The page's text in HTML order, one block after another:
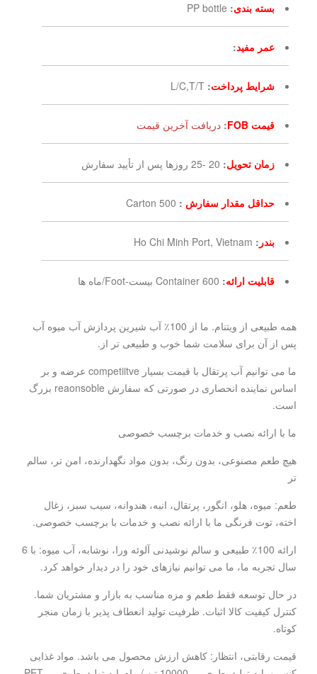
بسته بندی:
PP bottle
عمر مفید:
شرایط پرداخت:
L/C,T/T
قیمت FOB : دریافت آخرین قیمت
زمان تحویل: 20 -25 روزها پس از تأیید سفارش
حداقل مقدار سفارش :
500 Carton
بندر :
Ho Chi Minh Port, Vietnam
قابلیت ارائه: 600 Container بیست-Foot/ماه ها
همه طبیعی از ویتنام. ما از 100٪ آب شیرین پردازش آب میوه آب
پس از آن برای سلامت شما خوب و طبیعی تر از.
ما می توانیم آب پرتقال با قیمت بسیار competiitve عرضه و بر
اساس نماینده انحصاری در صورتی که سفارش reaonsoble بزرگ
است.
ما با ارائه نصب و خدمات برچسب خصوصی
هیچ طعم مصنوعی، بدون رنگ، بدون مواد نگهدارنده، امن تر، سالم
تر
طعم: میوه، هلو، انگور، پرتقال، انبه، هندوانه، سیب سبز، زغال
اخته، توت فرنگی ما با ارائه نصب و خدمات با برچسب خصوصی.
ارائه 100٪ طبیعی و سالم نوشیدنی آلوئه ورا، نوشابه، آب میوه: با 6
سال تجربه ما، ما می توانیم نیازهای خود را در دیدار خواهد کرد.
در حال توسعه فقط طعم و مزه مناسب به بازار و مشتریان شما.
کنترل کیفیت کالا اثبات. ظرفیت تولید انعطاف پذیر با زمان منجر
کوتاه.
قیمت رقابتی، انتظار: کاهش ارزش محصول می باشد. مواد غذایی